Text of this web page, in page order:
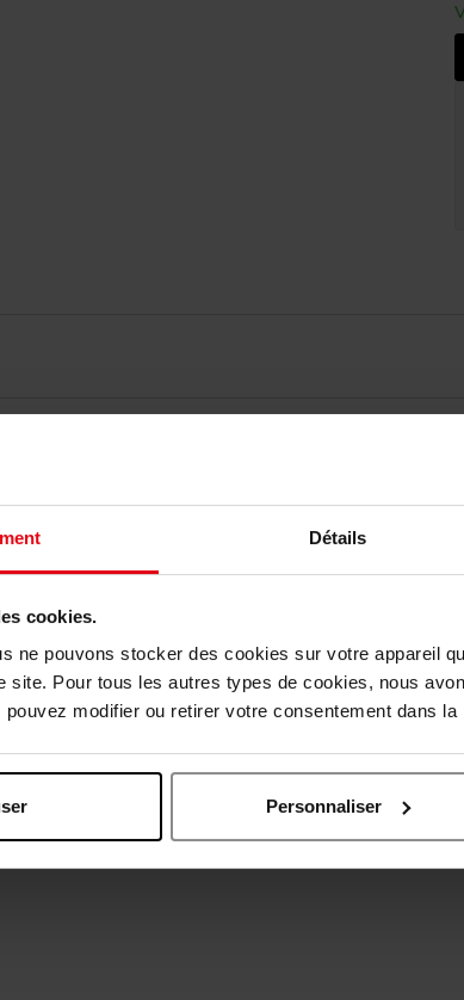
Détails
cookies.
ne pouvons stocker des cookies sur votre appareil
site. Pour tous les autres types de cookies, nous
modifier ou retirer votre consentement dans
Personnaliser
Nog iets